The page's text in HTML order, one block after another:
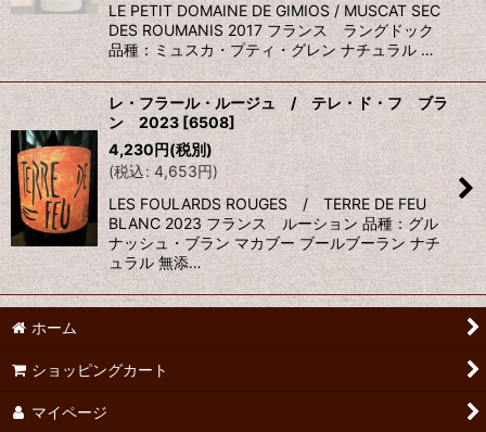
LE PETIT DOMAINE DE GIMIOS / MUSCAT SEC
DES ROUMANIS 2017 フランス ラングドック
品種：ミュスカ・プティ・グレン ナチュラル …
レ・フラール・ルージュ / テレ・ド・フ ブラ
ン 2023[6508]
4,230円(税別)
(税込: 4,653円)
LES FOULARDS ROUGES / TERRE DE FEU
BLANC 2023 フランス ルーション 品種：グル
ナッシュ・ブラン マカブー ブールブーラン ナチ
ュラル 無添…
ホーム
ショッピングカート
マイページ